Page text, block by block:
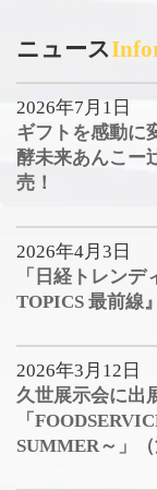
ニュース
2026年7月1日
ギフトを感動に
酵未来あんこー
売！
2026年4月3日
「日経トレン
TOPICS 最前線
2026年3月12日
久世展示会に出
「
SUMMER～」